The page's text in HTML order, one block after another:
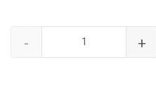
- +